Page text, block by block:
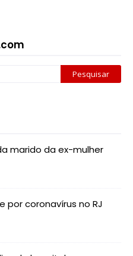
marido da ex-mulher
por coronavírus no RJ